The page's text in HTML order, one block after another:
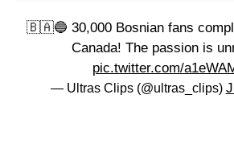
🇧🇦🔵 30,000 Bosnian fans
Canada! The passion is
pic.twitter.com/
— Ultras Clips (@ultras_clips)